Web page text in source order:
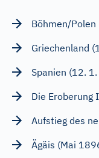
Böhmen/
Griechenland
Spanien (12.
Die Eroberung
Aufstieg des
Ägäis (Mai